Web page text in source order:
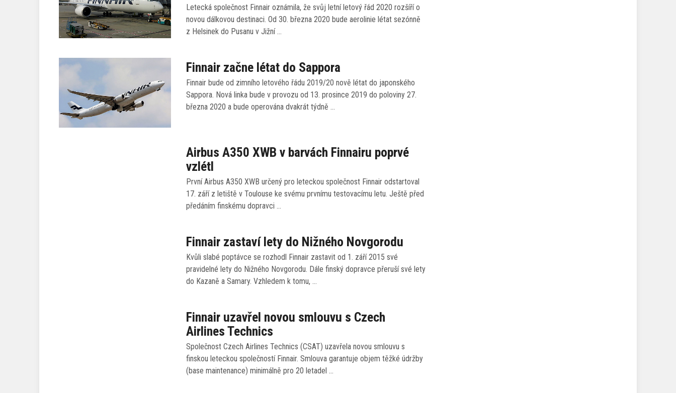
Letecká společnost Finnair oznámila, že svůj letní letový řád 2020 rozšíří o
novou dálkovou destinaci. Od 30. března 2020 bude aerolinie létat sezónně
z Helsinek do Pusanu v Jižní …
Finnair začne létat do Sappora
Finnair bude od zimního letového řádu 2019/20 nově létat do japonského
Sappora. Nová linka bude v provozu od 13. prosince 2019 do poloviny 27.
března 2020 a bude operována dvakrát týdně …
Airbus A350 XWB v barvách Finnairu poprvé
vzlétl
První Airbus A350 XWB určený pro leteckou společnost Finnair odstartoval
17. září z letiště v Toulouse ke svému prvnímu testovacímu letu. Ještě před
předáním finskému dopravci …
Finnair zastaví lety do Nižného Novgorodu
Kvůli slabé poptávce se rozhodl Finnair zastavit od 1. září 2015 své
pravidelné lety do Nižného Novgorodu. Dále finský dopravce přeruší své lety
do Kazaně a Samary. Vzhledem k tomu, …
Finnair uzavřel novou smlouvu s Czech
Airlines Technics
Společnost Czech Airlines Technics (CSAT) uzavřela novou smlouvu s
finskou leteckou společností Finnair. Smlouva garantuje objem těžké údržby
(base maintenance) minimálně pro 20 letadel …